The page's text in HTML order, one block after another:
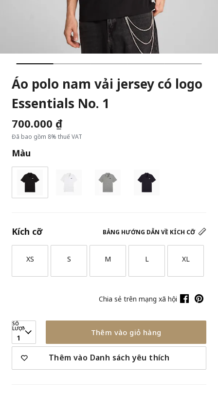
Áo polo nam vải jersey có logo
Essentials No. 1
700.000 ₫
Đã bao gồm 8% thuế VAT
Màu
BẢNG HƯỚNG DẪN VỀ KÍCH CỠ
Kích cỡ
XS S M L XL
Chia sẻ trên mạng xã hội
SỐ
LƯỢNG
1
Thêm vào giỏ hàng
Thêm vào Danh sách yêu thích